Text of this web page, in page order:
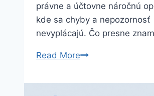
právne a účtovne náročnú
kde sa chyby a nepozornosť
nevyplácajú. Čo presne
Read MoreZlúčenie
–